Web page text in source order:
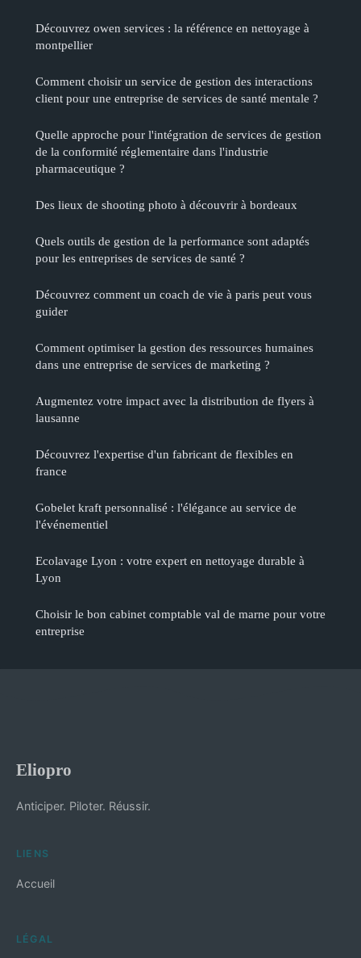
Découvrez owen services : la référence en nettoyage à
montpellier
Comment choisir un service de gestion des interactions
client pour une entreprise de services de santé mentale ?
Quelle approche pour l'intégration de services de gestion
de la conformité réglementaire dans l'industrie
pharmaceutique ?
Des lieux de shooting photo à découvrir à bordeaux
Quels outils de gestion de la performance sont adaptés
pour les entreprises de services de santé ?
Découvrez comment un coach de vie à paris peut vous
guider
Comment optimiser la gestion des ressources humaines
dans une entreprise de services de marketing ?
Augmentez votre impact avec la distribution de flyers à
lausanne
Découvrez l'expertise d'un fabricant de flexibles en
france
Gobelet kraft personnalisé : l'élégance au service de
l'événementiel
Ecolavage Lyon : votre expert en nettoyage durable à
Lyon
Choisir le bon cabinet comptable val de marne pour votre
entreprise
Eliopro
Anticiper. Piloter. Réussir.
LIENS
Accueil
LÉGAL